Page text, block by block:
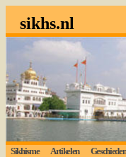
sikhs.nl
Sikhisme Artikelen